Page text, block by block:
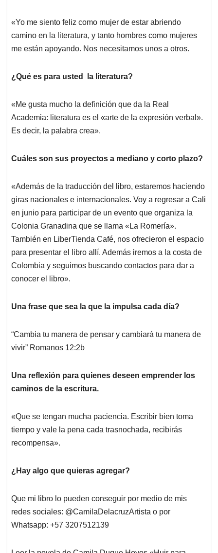
«Yo me siento feliz como mujer de estar abriendo
camino en la literatura, y tanto hombres como mujeres
me están apoyando. Nos necesitamos unos a otros.
¿Qué es para usted la literatura?
«Me gusta mucho la definición que da la Real
Academia: literatura es el «arte de la expresión verbal»​.
Es decir, la palabra crea».
Cuáles son sus proyectos a mediano y corto plazo?
«Además de la traducción del libro, estaremos haciendo
giras nacionales e internacionales. Voy a regresar a Cali
en junio para participar de un evento que organiza la
Colonia Granadina que se llama «La Romería».
También en LiberTienda Café, nos ofrecieron el espacio
para presentar el libro allí. Además iremos a la costa de
Colombia y seguimos buscando contactos para dar a
conocer el libro».
Una frase que sea la que la impulsa cada día?
“Cambia tu manera de pensar y cambiará tu manera de
vivir” Romanos 12:2b
Una reflexión para quienes deseen emprender los
caminos de la escritura.
«Que se tengan mucha paciencia. Escribir bien toma
tiempo y vale la pena cada trasnochada, recibirás
recompensa».
¿Hay algo que quieras agregar?
Que mi libro lo pueden conseguir por medio de mis
redes sociales: @CamilaDelacruzArtista o por
Whatsapp: +57 3207512139